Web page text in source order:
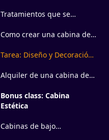
Tratamientos que se
de estética facial
Como crear una cabina de
presupuesto
Tarea: Diseño y Decoración
Facial con Bajo Presupuesto
Alquiler de una cabina de
Bonus class: Cabina
Estética
Cabinas de bajo